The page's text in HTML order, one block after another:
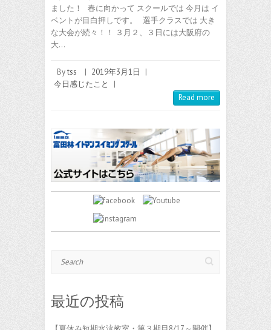
ました！ 春に向かって スクールでは 今月は イ
ベントが目白押しです。 選手クラスでは 大き
な大会が続々！！ ３月２、３日には大阪府の
大…
Bytss | 2019年3月1日
|
今日感じたこと
|
Read more
最近の投稿